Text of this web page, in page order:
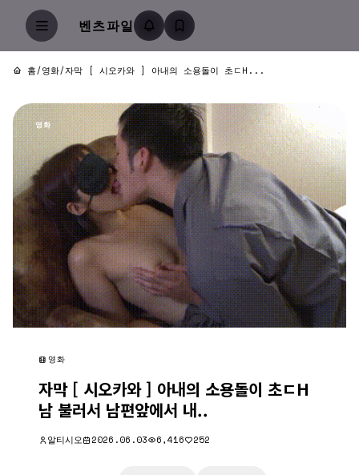
벤츠파일
홈/영화/자막 [ 시오카와 ] 아내의 소용돌이 초ㄷH...
영화
영화
자막 [ 시오카와 ] 아내의 소용돌이 초ㄷH
남 불러서 남편앞에서 내..
알티시오 2026.06.03 6,416 252